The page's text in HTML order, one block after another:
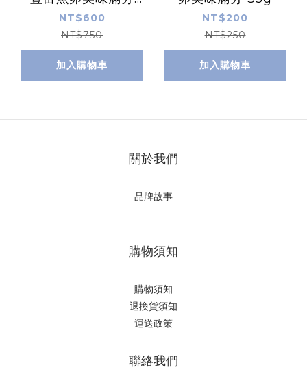
35g
NT$600
NT$750
加入購物車
NT$200
NT$250
加入購物車
關於我們
品牌故事
購物須知
購物須知
退換貨須知
運送政策
聯絡我們